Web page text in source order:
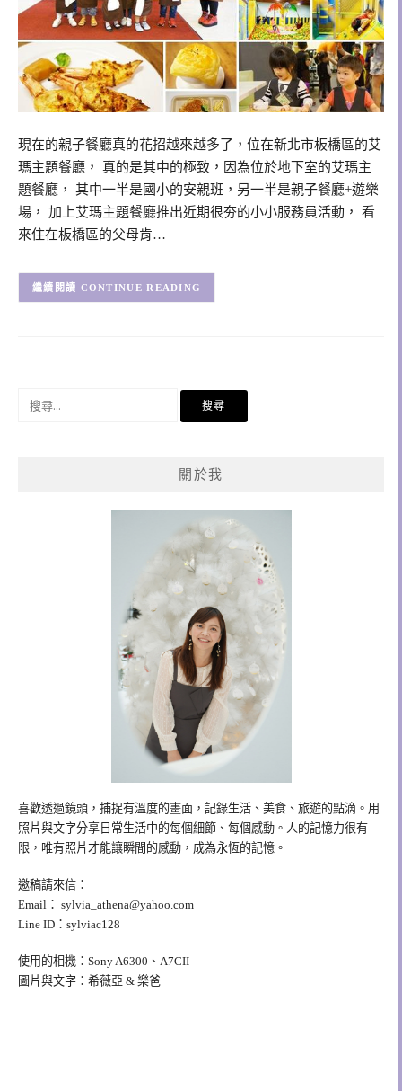
現在的親子餐廳真的花招越來越多了，位在新北市板橋區的艾
瑪主題餐廳， 真的是其中的極致，因為位於地下室的艾瑪主
題餐廳， 其中一半是國小的安親班，另一半是親子餐廳+遊樂
場， 加上艾瑪主題餐廳推出近期很夯的小小服務員活動， 看
來住在板橋區的父母肯…
CONTINUE READING
關於我
喜歡透過鏡頭，捕捉有溫度的畫面，記錄生活、美食、旅遊的點滴。用
照片與文字分享日常生活中的每個細節、每個感動。人的記憶力很有
限，唯有照片才能讓瞬間的感動，成為永恆的記憶。
邀稿請來信：
Email： sylvia_athena@yahoo.com
Line ID：sylviac128
使用的相機：Sony A6300、A7CII
圖片與文字：希薇亞 & 樂爸